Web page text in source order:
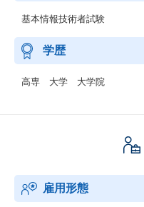
基本情報技術者試験
学歴
高専 大学 大学院
雇用形態